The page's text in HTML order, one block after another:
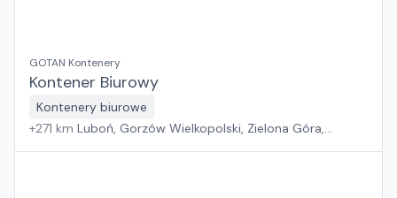
GOTAN Kontenery
Kontener Biurowy
Kontenery biurowe
+271 km Luboń, Gorzów Wielkopolski, Zielona Góra,